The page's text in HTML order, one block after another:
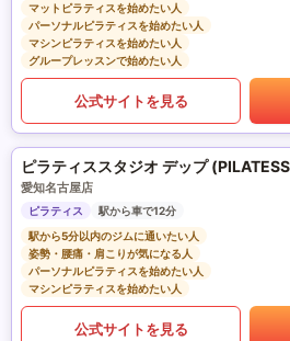
マットピラティスを始めたい人
パーソナルピラティスを始めたい人
マシンピラティスを始めたい人
グループレッスンで始めたい人
公式サイトを見る
愛知名古屋店
ピラティス
駅から車で12分
駅から5分以内のジムに通いたい人
姿勢・腰痛・肩こりが気になる人
パーソナルピラティスを始めたい人
マシンピラティスを始めたい人
公式サイトを見る